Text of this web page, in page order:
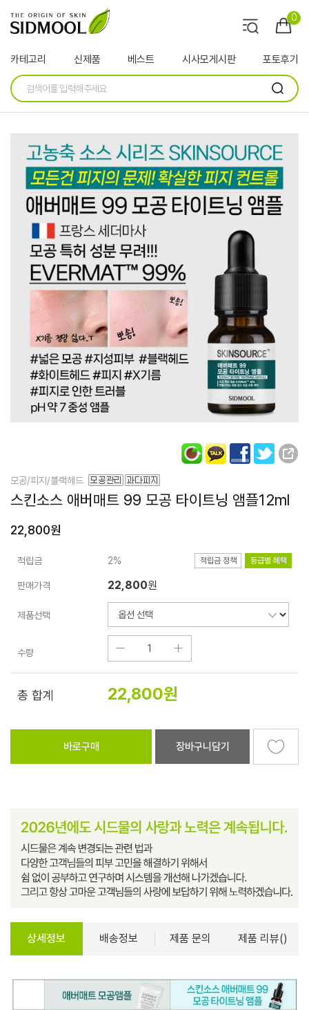
0
카테고리 신제품 베스트 시사모게시판 포토후기
모공/피지/블랙헤드
스킨소스 애버매트 99 모공 타이트닝 앰플12ml
22,800원
적립금 2% 적립금 정책 등급별 혜택
판매가격 22,800원
제품선택
수량
총 합계 22,800원
바로구매 장바구니담기
상세정보 배송정보 제품 문의 제품 리뷰()